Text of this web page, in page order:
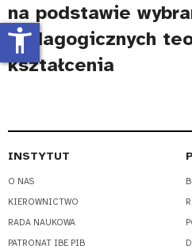
na podstawie
pedagogicznych
kształcenia
INSTYTUT
O NAS
KIEROWNICTWO
RADA NAUKOWA
PATRONAT IBE PIB
accessibility_new